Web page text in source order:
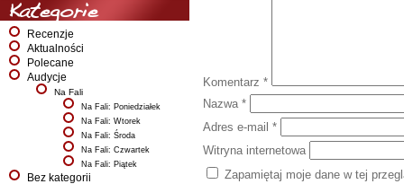
Kategorie
Recenzje
Aktualności
Polecane
Audycje
Na Fali
Na Fali: Poniedziałek
Na Fali: Wtorek
Na Fali: Środa
Na Fali: Czwartek
Na Fali: Piątek
Bez kategorii
Komentarz *
Nazwa *
Adres e-mail *
Witryna internetowa
Zapamiętaj moje dane w tej